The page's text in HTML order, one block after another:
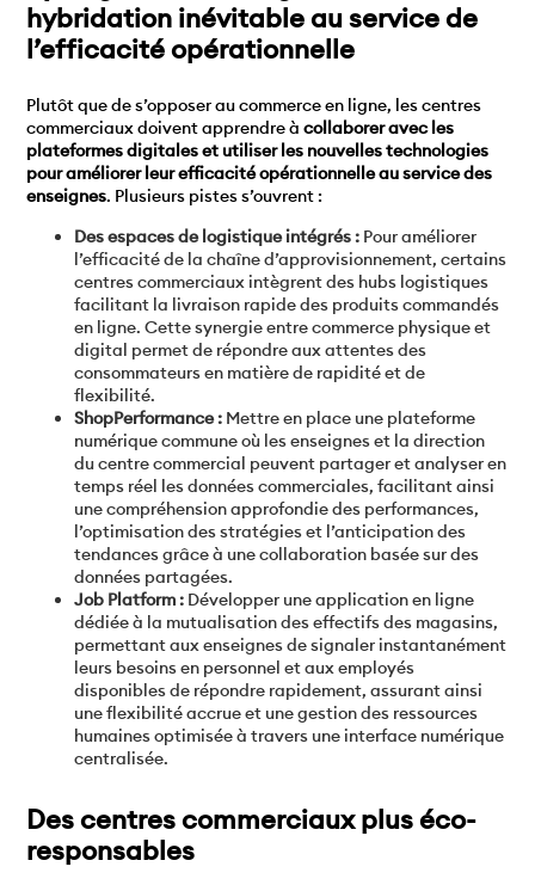
hybridation inévitable au service de
l’efficacité opérationnelle
Plutôt que de s’opposer au commerce en ligne, les centres
commerciaux doivent apprendre àcollaborer avec les
plateformes digitales et utiliser les nouvelles technologies
pour améliorer leur efficacité opérationnelle au service des
enseignes. Plusieurs pistes s’ouvrent :
Des espaces de logistique intégrés : Pour améliorer
l’efficacité de la chaîne d’approvisionnement, certains
centres commerciaux intègrent des hubs logistiques
facilitant la livraison rapide des produits commandés
en ligne. Cette synergie entre commerce physique et
digital permet de répondre aux attentes des
consommateurs en matière de rapidité et de
flexibilité.
ShopPerformance : Mettre en place une plateforme
numérique commune où les enseignes et la direction
du centre commercial peuvent partager et analyser en
temps réel les données commerciales, facilitant ainsi
une compréhension approfondie des performances,
l’optimisation des stratégies et l’anticipation des
tendances grâce à une collaboration basée sur des
données partagées.
Job Platform : Développer une application en ligne
dédiée à la mutualisation des effectifs des magasins,
permettant aux enseignes de signaler instantanément
leurs besoins en personnel et aux employés
disponibles de répondre rapidement, assurant ainsi
une flexibilité accrue et une gestion des ressources
humaines optimisée à travers une interface numérique
centralisée.
Des centres commerciaux plus éco-
responsables